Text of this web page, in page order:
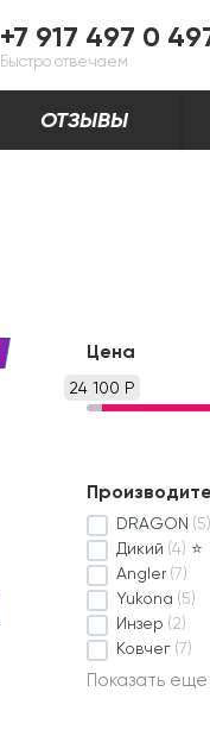
+7 917 497 0
Быстро отвечаем
ОТЗЫВЫ
Цена
24 100 Р
DRAGON (5)
Дикий (4) ⭐
Angler (7)
Yukona (5)
Инзер (2)
Ковчег (7)
Показать еще